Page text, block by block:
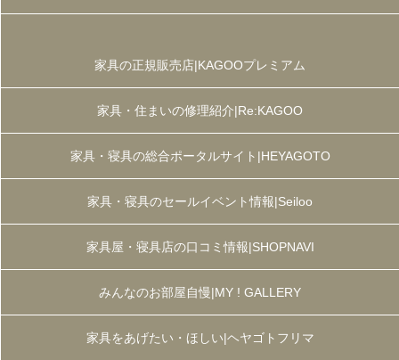
家具の正規販売店|KAGOOプレミアム
家具・住まいの修理紹介|Re:KAGOO
家具・寝具の総合ポータルサイト|HEYAGOTO
家具・寝具のセールイベント情報|Seiloo
家具屋・寝具店の口コミ情報|SHOPNAVI
みんなのお部屋自慢|MY ! GALLERY
家具をあげたい・ほしい|ヘヤゴトフリマ